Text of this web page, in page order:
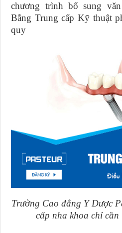
chương trình bổ sung
Bằng Trung cấp Kỹ thuật
quy
Trường Cao đẳng Y Dược
cấp nha khoa chỉ